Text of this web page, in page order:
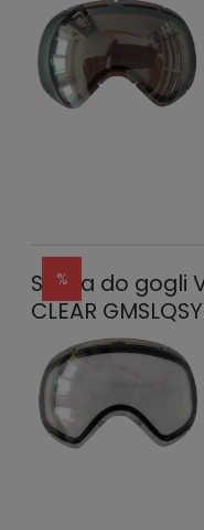
Szyba do gogli
CLEAR